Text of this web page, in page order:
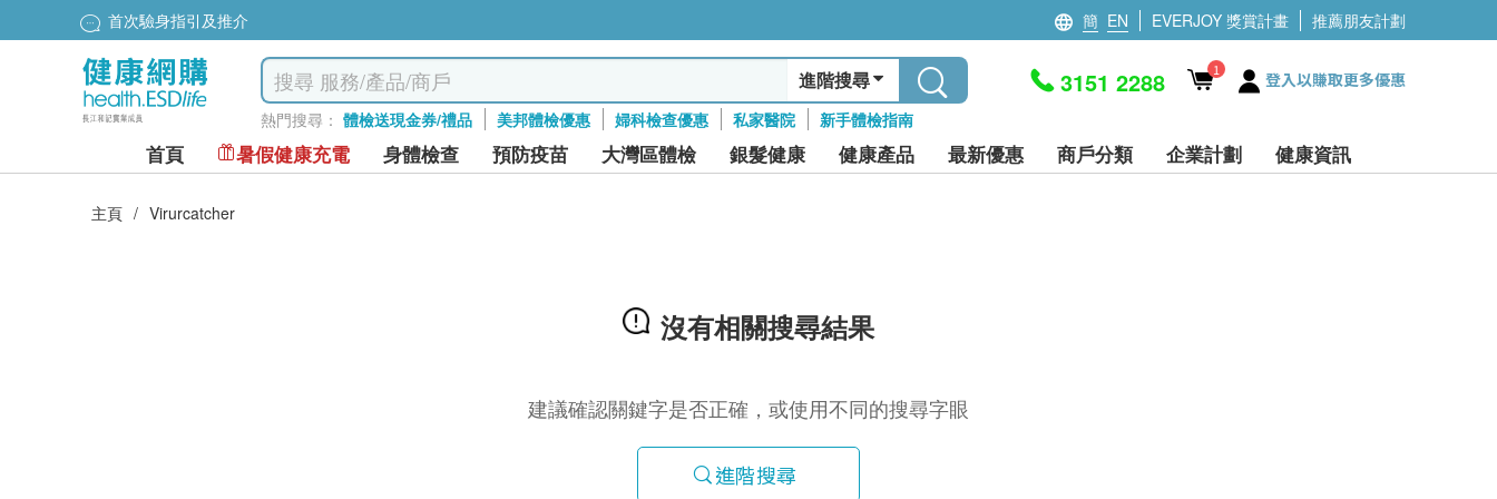
首次驗身指引及推介 簡 EN EVERJOY 獎賞計畫 推薦朋友計劃
進階搜尋
熱門搜尋： 體檢送現金券/禮品 美邦體檢優惠 婦科檢查優惠 私家醫院 新手體檢指南
3151 2288 1 登入以賺取更多優惠
首頁 暑假健康充電 身體檢查 預防疫苗 大灣區體檢 銀髮健康 健康產品 最新優惠 商戶分類 企業計劃 健康資訊
主頁 / Virurcatcher
沒有相關搜尋結果
建議確認關鍵字是否正確，或使用不同的搜尋字眼
進階搜尋